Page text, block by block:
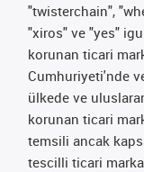
"twisterchain",
"xiros" ve "yes"
korunan ticari
Cumhuriyeti'nde
ülkede ve
korunan ticari
temsili ancak
tescilli ticari